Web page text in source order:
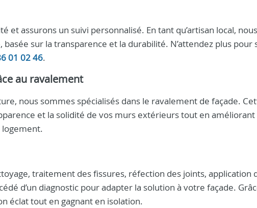
et assurons un suivi personnalisé. En tant qu’artisan local, nous
sur la transparence et la durabilité. N’attendez plus pour
01 02 46.
au ravalement
nous sommes spécialisés dans le ravalement de façade.
et la solidité de vos murs extérieurs tout en améliorant
traitement des fissures, réfection des joints, application
d’un diagnostic pour adapter la solution à votre façade.
éclat tout en gagnant en isolation.